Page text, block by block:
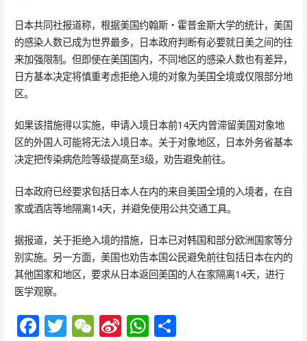
k o p
日本共同社报道称，根据美国约翰斯・霍普金斯大学的统计，美国
的感染人数已成为世界最多，日本政府判断有必要就日美之间的往
来加强限制。但即使在美国国内，不同地区的感染人数也有差异，
日方基本决定将慎重考虑拒绝入境的对象为美国全境或仅限部分地
区。
如果该措施得以实施，申请入境日本前14天内曾滞留美国对象地
区的外国人可能将无法入境日本。关于对象地区，日本外务省基本
决定把传染病危险等级提高至3级，劝告避免前往。
日本政府已经要求包括日本人在内的来自美国全境的入境者，在自
家或酒店等地隔离14天，并避免使用公共交通工具。
据报道，关于拒绝入境的措施，日本已对韩国和部分欧洲国家等分
别实施。另一方面，美国也劝告本国公民避免前往包括日本在内的
其他国家和地区，要求从日本返回美国的人在家隔离14天，进行
医学观察。
F T W Si W 分